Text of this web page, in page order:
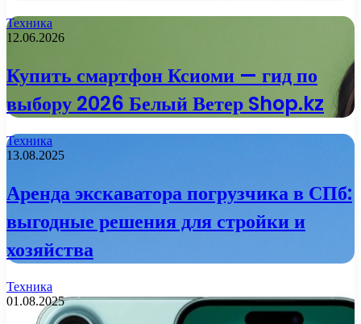
Техника
12.06.2026
Купить смартфон Ксиоми — гид по
выбору 2026 Белый Ветер Shop.kz
Техника
13.08.2025
Аренда экскаватора погрузчика в СПб:
выгодные решения для стройки и
хозяйства
Техника
01.08.2025